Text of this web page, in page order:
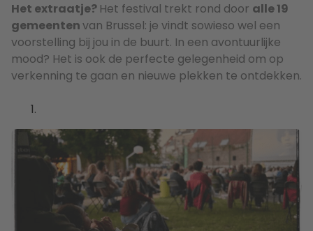
Het extraatje? Het festival trekt rond door alle 19
gemeentenvan Brussel: je vindt sowieso wel een
voorstelling bij jou in de buurt. In een avontuurlijke
mood? Het is ook de perfecte gelegenheid om op
verkenning te gaan en nieuwe plekken te ontdekken.